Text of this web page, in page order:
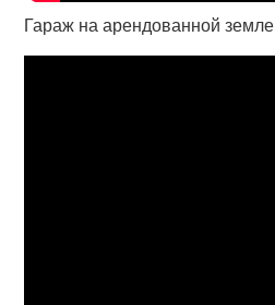
Гараж на арендованной земле